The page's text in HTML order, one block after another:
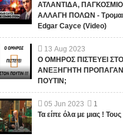
ΑΤΛΑΝΤΙΔΑ,
ΑΛΛΑΓΗ ΠΟΛΩΝ -
Edgar Cayce (Video)
13 Aug 2023
Ο ΟΜΗΡΟΣ ΠΙΣΤΕΥΕΙ
ΑΝΕΞΗΓΗΤΗ
ΠΟΥΤΙΝ;
05 Jun 2023
1
Τα είπε όλα με μιας !